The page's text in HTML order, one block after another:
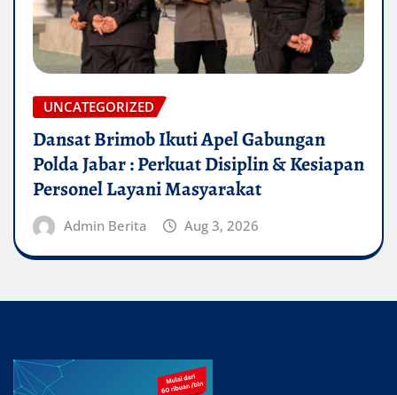
UNCATEGORIZED
Dansat Brimob Ikuti Apel Gabungan
Polda Jabar : Perkuat Disiplin & Kesiapan
Personel Layani Masyarakat
Admin Berita Aug 3, 2026